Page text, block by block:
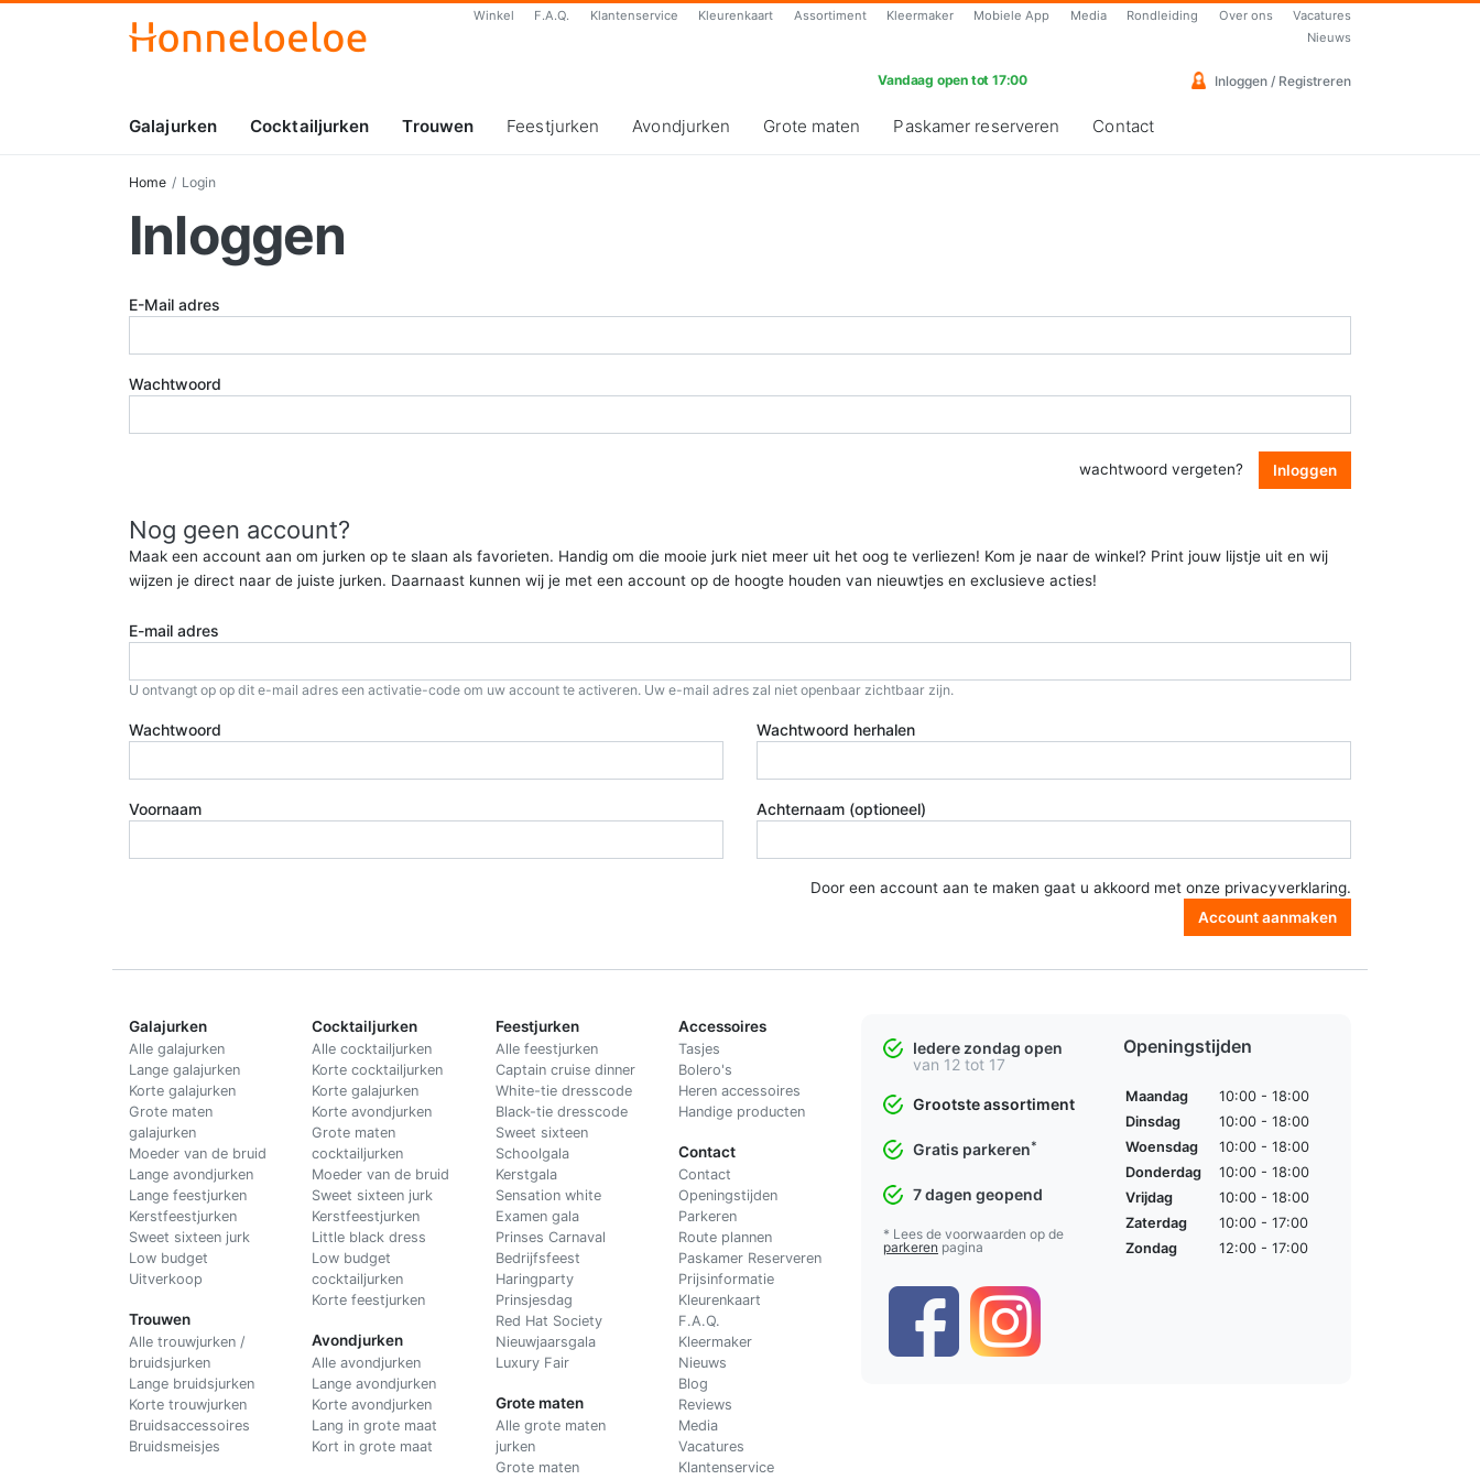
Winkel F.A.Q. Klantenservice Kleurenkaart Assortiment Kleermaker Mobiele App Media Rondleiding Over ons
Vacatures
Nieuws
Vandaag open tot 17:00 Inloggen / Registreren
Galajurken Cocktailjurken Trouwen Feestjurken Avondjurken Grote maten Paskamer reserveren Contact
Home Login
Inloggen
E-Mail adres
Wachtwoord
wachtwoord vergeten? Inloggen
Nog geen account?
Maak een account aan om jurken op te slaan als favorieten. Handig om die mooie jurk niet meer uit het oog te verliezen! Kom je naar de winkel? Print jouw lijstje uit en wij
wijzen je direct naar de juiste jurken. Daarnaast kunnen wij je met een account op de hoogte houden van nieuwtjes en exclusieve acties!
E-mail adres
U ontvangt op op dit e-mail adres een activatie-code om uw account te activeren. Uw e-mail adres zal niet openbaar zichtbaar zijn.
Wachtwoord Wachtwoord herhalen
Voornaam Achternaam (optioneel)
Door een account aan te maken gaat u akkoord met onze privacyverklaring.
Account aanmaken
Galajurken
Alle galajurken
Lange galajurken
Korte galajurken
Grote maten
galajurken
Moeder van de bruid
Lange avondjurken
Lange feestjurken
Kerstfeestjurken
Sweet sixteen jurk
Low budget
Uitverkoop
Trouwen
Alle trouwjurken /
bruidsjurken
Lange bruidsjurken
Korte trouwjurken
Bruidsaccessoires
Bruidsmeisjes
Cocktailjurken
Alle cocktailjurken
Korte cocktailjurken
Korte galajurken
Korte avondjurken
Grote maten
cocktailjurken
Moeder van de bruid
Sweet sixteen jurk
Kerstfeestjurken
Little black dress
Low budget
cocktailjurken
Korte feestjurken
Avondjurken
Alle avondjurken
Lange avondjurken
Korte avondjurken
Lang in grote maat
Kort in grote maat
Feestjurken
Alle feestjurken
Captain cruise dinner
White-tie dresscode
Black-tie dresscode
Sweet sixteen
Schoolgala
Kerstgala
Sensation white
Examen gala
Prinses Carnaval
Bedrijfsfeest
Haringparty
Prinsjesdag
Red Hat Society
Nieuwjaarsgala
Luxury Fair
Grote maten
Alle grote maten
jurken
Grote maten
Accessoires
Tasjes
Bolero's
Heren accessoires
Handige producten
Contact
Contact
Openingstijden
Parkeren
Route plannen
Paskamer Reserveren
Prijsinformatie
Kleurenkaart
F.A.Q.
Kleermaker
Nieuws
Blog
Reviews
Media
Vacatures
Klantenservice
Iedere zondag open
van 12 tot 17
Grootste assortiment
Gratis parkeren*
7 dagen geopend
* Lees de voorwaarden op de
parkeren pagina
Openingstijden
Maandag
10:00 - 18:00
Dinsdag
10:00 - 18:00
Woensdag
10:00 - 18:00
Donderdag
10:00 - 18:00
Vrijdag
10:00 - 18:00
Zaterdag
10:00 - 17:00
Zondag
12:00 - 17:00